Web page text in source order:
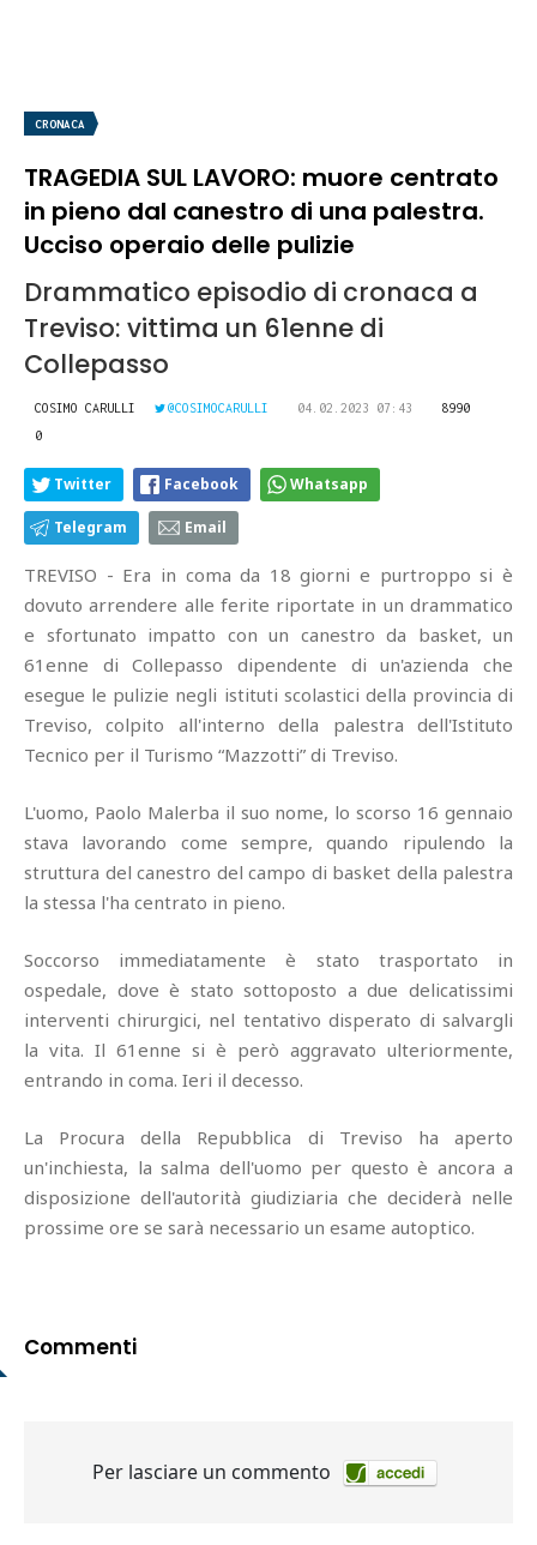
CRONACA
TRAGEDIA SUL LAVORO: muore centrato
in pieno dal canestro di una palestra.
Ucciso operaio delle pulizie
Drammatico episodio di cronaca a
Treviso: vittima un 61enne di
Collepasso
COSIMO CARULLI @COSIMOCARULLI 04.02.2023 07:43
8990
0
Twitter Facebook Whatsapp
Telegram Email
TREVISO - Era in coma da 18 giorni e purtroppo si è
dovuto arrendere alle ferite riportate in un drammatico
e sfortunato impatto con un canestro da basket, un
61enne di Collepasso dipendente di un'azienda che
esegue le pulizie negli istituti scolastici della provincia di
Treviso, colpito all'interno della palestra dell'Istituto
Tecnico per il Turismo “Mazzotti” di Treviso.
L'uomo, Paolo Malerba il suo nome, lo scorso 16 gennaio
stava lavorando come sempre, quando ripulendo la
struttura del canestro del campo di basket della palestra
la stessa l'ha centrato in pieno.
Soccorso immediatamente è stato trasportato in
ospedale, dove è stato sottoposto a due delicatissimi
interventi chirurgici, nel tentativo disperato di salvargli
la vita. Il 61enne si è però aggravato ulteriormente,
entrando in coma. Ieri il decesso.
La Procura della Repubblica di Treviso ha aperto
un'inchiesta, la salma dell'uomo per questo è ancora a
disposizione dell'autorità giudiziaria che deciderà nelle
prossime ore se sarà necessario un esame autoptico.
Commenti